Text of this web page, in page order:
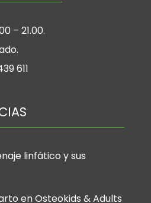
– 21.00.
611
linfático y sus
en Osteokids & Adults